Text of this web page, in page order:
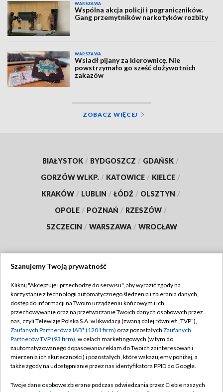
WARSZAWA
Wspólna akcja policji i pograniczników.
Gang przemytników narkotyków rozbity
WARSZAWA
Wsiadł pijany za kierownicę. Nie
powstrzymało go sześć dożywotnich
zakazów
ZOBACZ WIĘCEJ
BIAŁYSTOK / BYDGOSZCZ / GDAŃSK /
GORZÓW WLKP. / KATOWICE / KIELCE /
KRAKÓW / LUBLIN / ŁÓDŹ / OLSZTYN /
OPOLE / POZNAŃ / RZESZÓW /
SZCZECIN / WARSZAWA / WROCŁAW
TVP
Abonament TVP
Emisja w TVP
Centrum informacji TVP
Naziemna Telewizja Cyfrowa
Regulamin TVP
Polityka prywatności
Moje zgody
Pomoc
Szanujemy Twoją prywatność
Kliknij "Akceptuję i przechodzę do serwisu", aby wyrazić zgody na
korzystanie z technologii automatycznego śledzenia i zbierania danych,
dostęp do informacji na Twoim urządzeniu końcowym i ich
przechowywanie oraz na przetwarzanie Twoich danych osobowych przez
nas, czyli Telewizję Polską S.A. w likwidacji (zwaną dalej również „TVP”),
Zaufanych Partnerów z IAB* (1201 firm) oraz pozostałych Zaufanych
Partnerów TVP (93 firm), w celach marketingowych (w tym do
zautomatyzowanego dopasowania reklam do Twoich zainteresowań i
mierzenia ich skuteczności) i pozostałych, które wskazujemy poniżej, a
także zgody na udostępnianie przez nas identyfikatora PPID do Google.
Twoje dane osobowe zbierane podczas odwiedzania przez Ciebie naszych